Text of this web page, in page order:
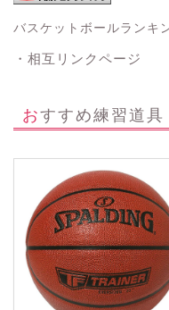
バスケットボールランキ
・相互リンクページ
おすすめ練習道具